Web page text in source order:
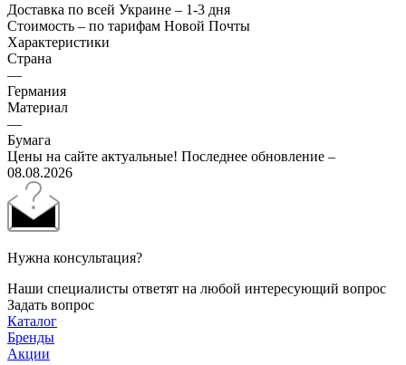
Доставка по всей Украине – 1-3 дня
Стоимость – по тарифам Новой Почты
Характеристики
Страна
—
Германия
Материал
—
Бумага
Цены на сайте актуальные! Последнее обновление –
08.08.2026
Нужна консультация?
Наши специалисты ответят на любой интересующий вопрос
Задать вопрос
Каталог
Бренды
Акции